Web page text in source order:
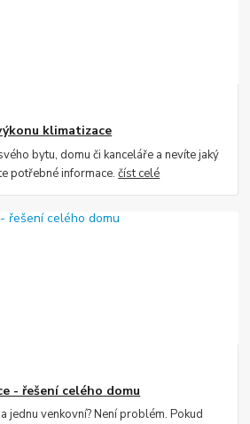
klimatizace
bytu, domu či kanceláře a nevíte jaký
potřebné informace.číst celé
- řešení celého domu
jednu venkovní? Není problém. Pokud